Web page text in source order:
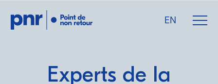
EN
Experts de la